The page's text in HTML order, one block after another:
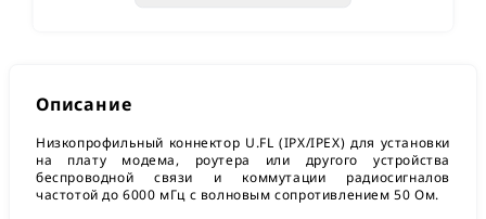
Описание
Низкопрофильный коннектор U.FL (IPX/IPEX) для установки
на плату модема, роутера или другого устройства
беспроводной связи и коммутации радиосигналов
частотой до 6000 мГц с волновым сопротивлением 50 Ом.